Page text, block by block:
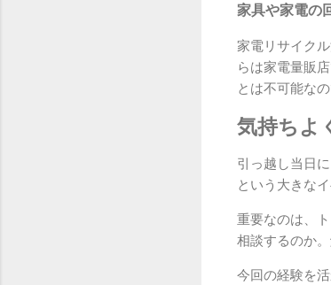
家具や家電の
家電リサイク
らは家電量販
とは不可能な
気持ちよ
引っ越し当日
という大きな
重要なのは、
相談するのか
今回の経験を